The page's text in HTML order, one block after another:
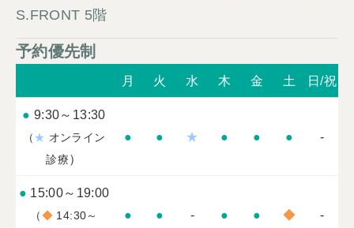
S.FRONT 5階
予約優先制
月 火 水 木 金 土 日/祝
●9:30～13:30
（★ オンライン
診療）
● ● ★ ● ● ● -
● 15:00～19:00
（◆ 14:30～
● ● - ● ● ◆ -